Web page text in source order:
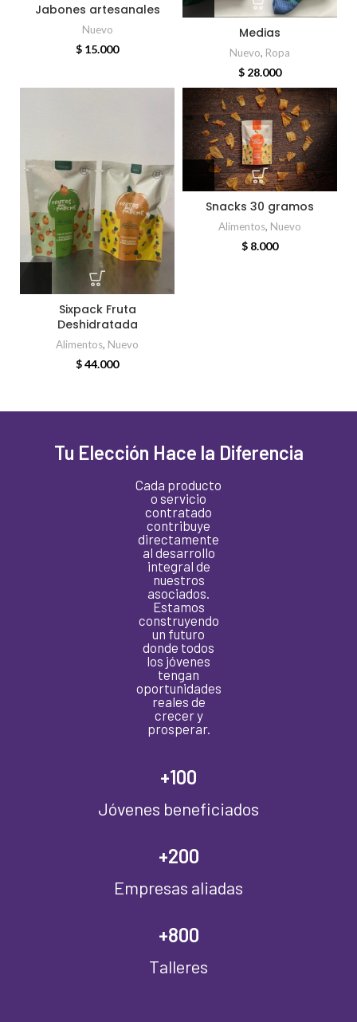
Jabones artesanales
Nuevo
$ 15.000
Medias
Nuevo, Ropa
$ 28.000
Sixpack Fruta
Deshidratada
Alimentos, Nuevo
$44.000
Snacks 30 gramos
Alimentos, Nuevo
$ 8.000
Tu Elección Hace la Diferencia
Cada producto
o servicio
contratado
contribuye
directamente
al desarrollo
integral de
nuestros
asociados.
Estamos
construyendo
un futuro
donde todos
los jóvenes
tengan
oportunidades
reales de
crecer y
prosperar.
Jóvenes beneficiados
+100
Empresas aliadas
+200
Talleres
+800